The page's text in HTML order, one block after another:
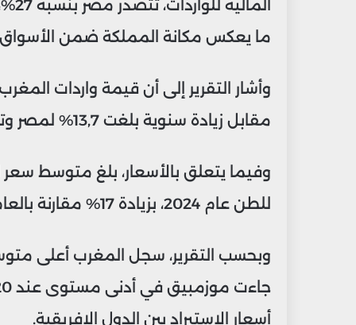
ما يعكس مكانة المملكة ضمن الأسواق
مقابل زيادة سنوية بلغت 13,7% لمصر وتراجع طفيف 0,4% لجنوب إفريقيا.
للطن عام 2024، بزيادة 17% مقارنة بالعام السابق، مع توقعات باستمرار الارتفاع.
أسعار الاستيراد بين الدول الإفريقية.